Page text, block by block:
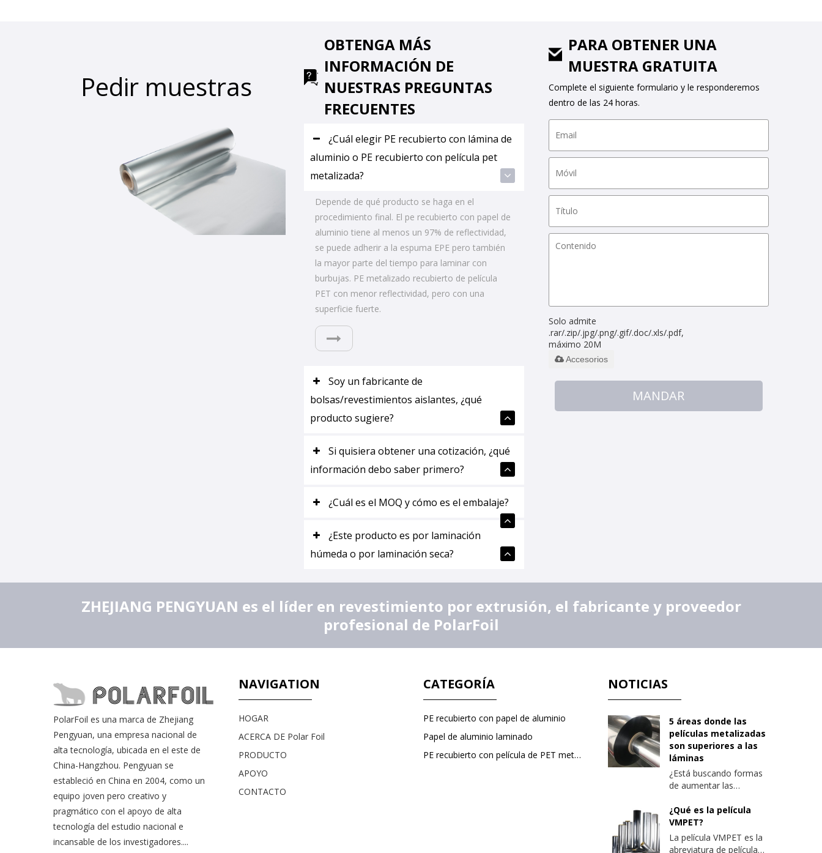
Pedir muestras
OBTENGA MÁS
INFORMACIÓN DE
NUESTRAS PREGUNTAS
FRECUENTES
¿Cuál elegir PE recubierto con lámina de
aluminio o PE recubierto con película pet
metalizada?
Depende de qué producto se haga en el
procedimiento final. El pe recubierto con papel de
aluminio tiene al menos un 97% de reflectividad,
se puede adherir a la espuma EPE pero también
la mayor parte del tiempo para laminar con
burbujas. PE metalizado recubierto de película
PET con menor reflectividad, pero con una
superficie fuerte.
Soy un fabricante de
bolsas/revestimientos aislantes, ¿qué
producto sugiere?
Si quisiera obtener una cotización, ¿qué
información debo saber primero?
¿Cuál es el MOQ y cómo es el embalaje?
¿Este producto es por laminación
húmeda o por laminación seca?
PARA OBTENER UNA
MUESTRA GRATUITA
Complete el siguiente formulario y le responderemos
dentro de las 24 horas.
Solo admite
.rar/.zip/.jpg/.png/.gif/.doc/.xls/.pdf,
máximo 20M
Accesorios
MANDAR
ZHEJIANG PENGYUAN es el líder en revestimiento por extrusión, el fabricante y proveedor
profesional de PolarFoil
PolarFoil es una marca de Zhejiang
Pengyuan, una empresa nacional de
alta tecnología, ubicada en el este de
China-Hangzhou. Pengyuan se
estableció en China en 2004, como un
equipo joven pero creativo y
pragmático con el apoyo de alta
tecnología del estudio nacional e
incansable de los investigadores....
NAVIGATION
HOGAR
ACERCA DE Polar Foil
PRODUCTO
APOYO
CONTACTO
CATEGORÍA
PE recubierto con papel de aluminio
Papel de aluminio laminado
PE recubierto con película de PET metalizado
NOTICIAS
5 áreas donde las
películas metalizadas
son superiores a las
láminas
¿Está buscando formas
de aumentar las
de sus envases? Aquí
hay algunos factores a
considerar al optimizar
las barreras de empaque
¿Qué es la película
VMPET?
La película VMPET es la
abreviatura de película